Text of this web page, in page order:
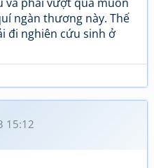
ngàn thương này. Thế
đi nghiên cứu sinh ở
15:12